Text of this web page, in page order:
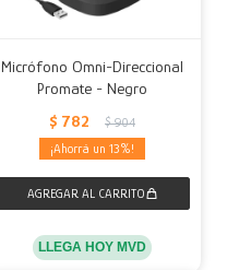
Micrófono Omni-Direccional
Promate - Negro
$ 782 $ 904
13
LLEGA HOY MVD